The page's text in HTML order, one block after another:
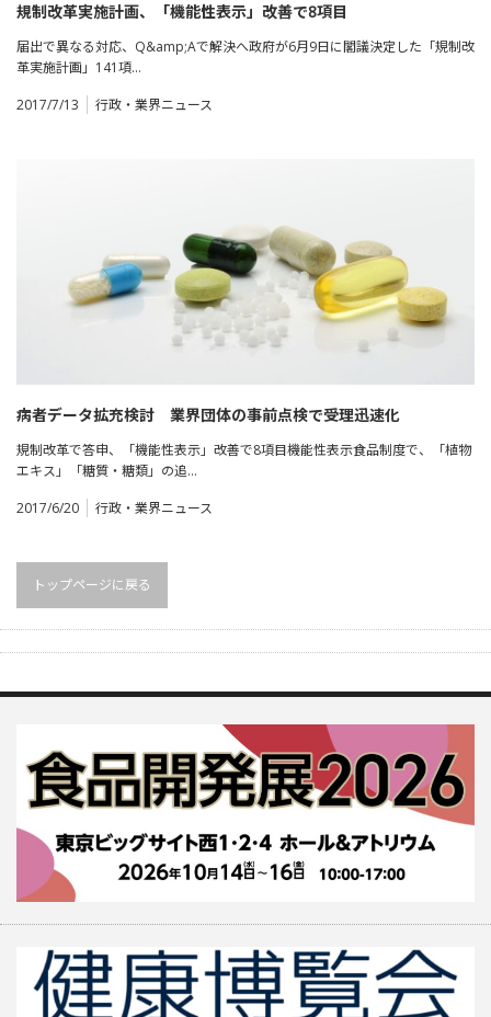
規制改革実施計画、「機能性表示」改善で8項目
届出で異なる対応、Q&amp;Aで解決へ政府が6月9日に閣議決定した「規制改
革実施計画」141項…
2017/7/13
行政・業界ニュース
病者データ拡充検討 業界団体の事前点検で受理迅速化
規制改革で答申、「機能性表示」改善で8項目機能性表示食品制度で、「植物
エキス」「糖質・糖類」の追…
2017/6/20
行政・業界ニュース
トップページに戻る